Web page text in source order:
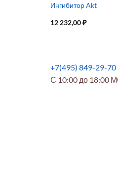
Ингибитор Akt
12 232,00₽
+7(495) 849-29-70
С 10:00 до 18:00